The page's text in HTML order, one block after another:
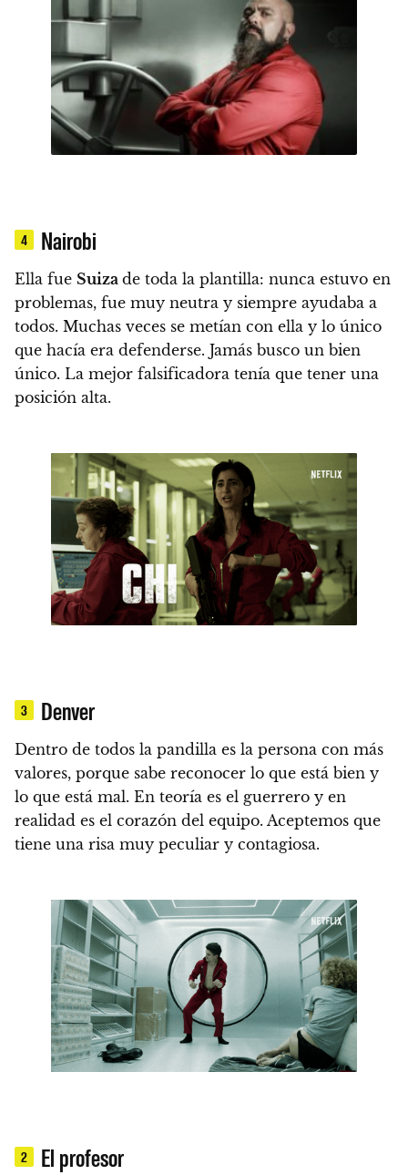
4 Nairobi
Ella fue Suiza de toda la plantilla: nunca estuvo en
problemas, fue muy neutra y siempre ayudaba a
todos. Muchas veces se metían con ella y lo único
que hacía era defenderse. Jamás busco un bien
único. La mejor falsificadora tenía que tener una
posición alta.
3 Denver
Dentro de todos la pandilla es la persona con más
valores, porque sabe reconocer lo que está bien y
lo que está mal. En teoría es el guerrero y en
realidad es el corazón del equipo. Aceptemos que
tiene una risa muy peculiar y contagiosa.
2 El profesor